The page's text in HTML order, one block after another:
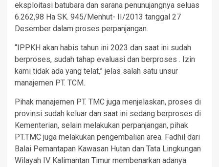
eksploitasi batubara dan sarana penunujangnya seluas
6.262,98 Ha SK. 945/Menhut- II/2013 tanggal 27
Desember dalam proses perpanjangan.
“IPPKH akan habis tahun ini 2023 dan saat ini sudah
berproses, sudah tahap evaluasi dan berproses . Izin
kami tidak ada yang telat,” jelas salah satu unsur
manajemen PT. TCM.
Pihak manajemen PT. TMC juga menjelaskan, proses di
provinsi sudah keluar dan saat ini sedang berproses di
Kementerian, selain melakukan perpanjangan, pihak
PT.TMC juga melakukan pengembalian area. Fadhil dari
Balai Pemantapan Kawasan Hutan dan Tata Lingkungan
Wilayah IV Kalimantan Timur membenarkan adanya